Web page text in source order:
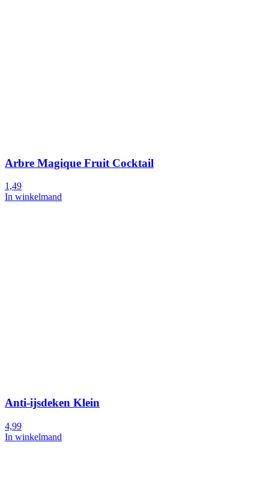
Arbre Magique Fruit Cocktail
1,49
In winkelmand
Anti-ijsdeken Klein
4,99
In winkelmand